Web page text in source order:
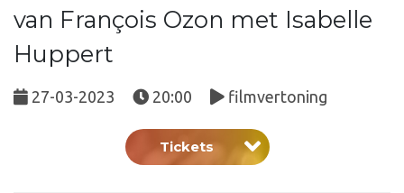
van François Ozon met Isabelle
Huppert
27-03-2023 20:00 filmvertoning
Tickets